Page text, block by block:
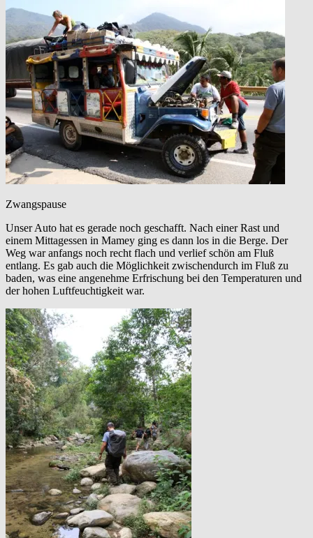
Zwangspause
Unser Auto hat es gerade noch geschafft. Nach einer Rast und
einem Mittagessen in Mamey ging es dann los in die Berge. Der
Weg war anfangs noch recht flach und verlief schön am Fluß
entlang. Es gab auch die Möglichkeit zwischendurch im Fluß zu
baden, was eine angenehme Erfrischung bei den Temperaturen und
der hohen Luftfeuchtigkeit war.